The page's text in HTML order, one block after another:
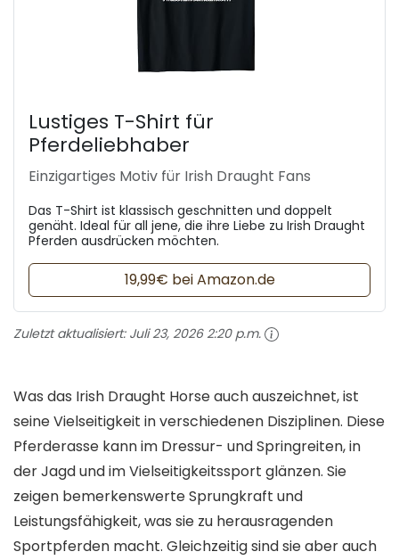
Lustiges T-Shirt für
Pferdeliebhaber
Einzigartiges Motiv für Irish Draught Fans
Das T-Shirt ist klassisch geschnitten und doppelt
genäht. Ideal für all jene, die ihre Liebe zu Irish Draught
Pferden ausdrücken möchten.
19,99€ bei Amazon.de
Zuletzt aktualisiert: Juli 23, 2026 2:20 p.m.
Was das Irish Draught Horse auch auszeichnet, ist
seine Vielseitigkeit in verschiedenen Disziplinen. Diese
Pferderasse kann im Dressur- und Springreiten, in
der Jagd und im Vielseitigkeitssport glänzen. Sie
zeigen bemerkenswerte Sprungkraft und
Leistungsfähigkeit, was sie zu herausragenden
Sportpferden macht. Gleichzeitig sind sie aber auch